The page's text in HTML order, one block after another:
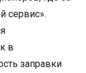
сервис».
в
заправки